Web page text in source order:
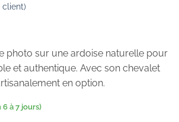
photo sur une ardoise naturelle pour
et authentique. Avec son chevalet
en option.
6 à 7 jours)